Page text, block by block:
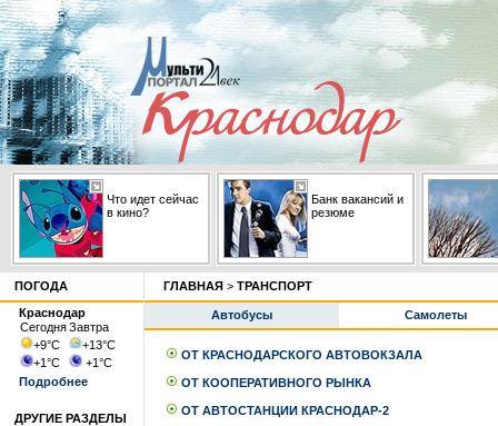
Что идет сейчас
в кино?
Банк вакансий и
резюме
ПОГОДА
Краснодар
СегодняЗавтра
+9°С +13°С
+1°С +1°С
Подробнее
ДРУГИЕ РАЗДЕЛЫ
ГЛАВНАЯ > ТРАНСПОРТ
Автобусы Самолеты
ОТ КРАСНОДАРСКОГО АВТОВОКЗАЛА
ОТ КООПЕРАТИВНОГО РЫНКА
ОТ АВТОСТАНЦИИ КРАСНОДАР-2